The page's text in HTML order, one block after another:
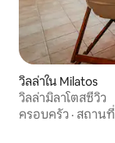
วิลล่าใน Milatos
วิลล่ามิลาโตสซีวิว
ครอบครัว · สถานที่